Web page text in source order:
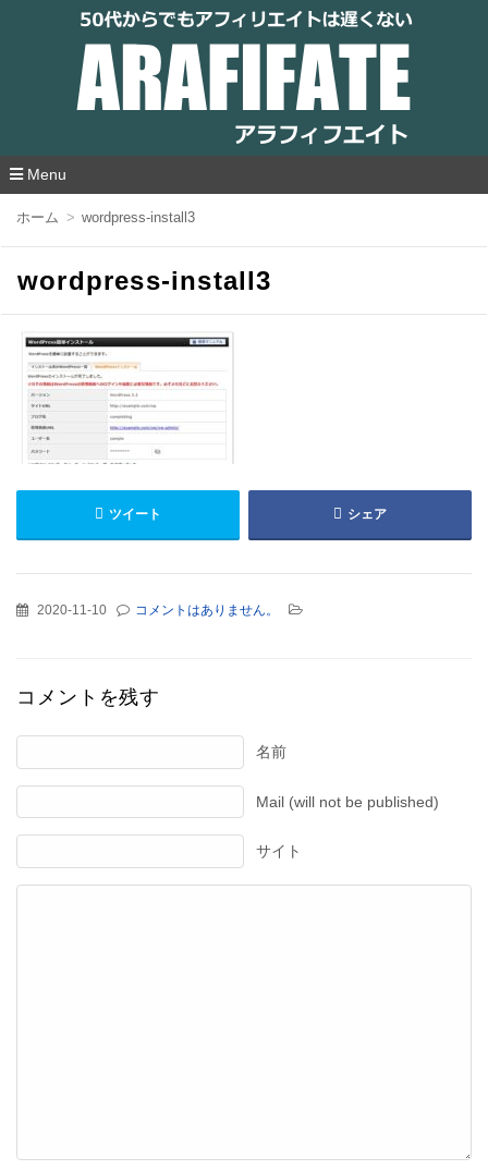
アラフィフエイト｜ 50代からでもアフィリ
エイトは遅くない
Menu
移
ホーム wordpress-install3
wordpress-install3
ツイート シェア
2020-11-10 コメントはありません。
コメントを残す
名前
Mail (will not be published)
サイト